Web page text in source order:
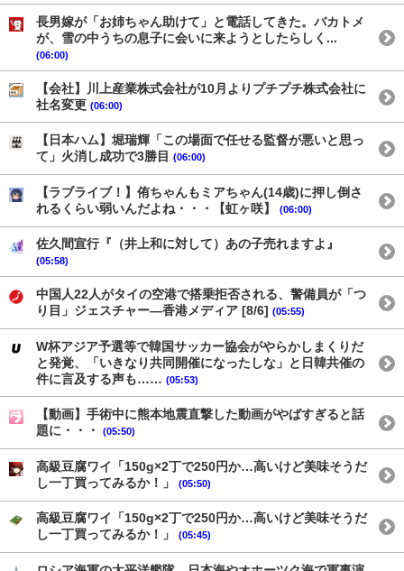
長男嫁が「お姉ちゃん助けて」と電話してきた。バカトメ
が、雪の中うちの息子に会いに来ようとしたらしく...
(06:00)
【会社】川上産業株式会社が10月よりプチプチ株式会社に
社名変更 (06:00)
【日本ハム】堀瑞輝「この場面で任せる監督が悪いと思っ
て」火消し成功で3勝目 (06:00)
【ラブライブ！】侑ちゃんもミアちゃん(14歳)に押し倒さ
れるくらい弱いんだよね・・・【虹ヶ咲】
(06:00)
佐久間宣行『（井上和に対して）あの子売れますよ』
(05:58)
中国人22人がタイの空港で搭乗拒否される、警備員が「つ
り目」ジェスチャー―香港メディア [8/6] (05:55)
W杯アジア予選等で韓国サッカー協会がやらかしまくりだ
と発覚、「いきなり共同開催になったしな」と日韓共催の
件に言及する声も…… (05:53)
【動画】手術中に熊本地震直撃した動画がやばすぎると話
題に・・・
(05:50)
高級豆腐ワイ「150g×2丁で250円か…高いけど美味そうだ
し一丁買ってみるか！」
(05:50)
高級豆腐ワイ「150g×2丁で250円か…高いけど美味そうだ
し一丁買ってみるか！」
(05:45)